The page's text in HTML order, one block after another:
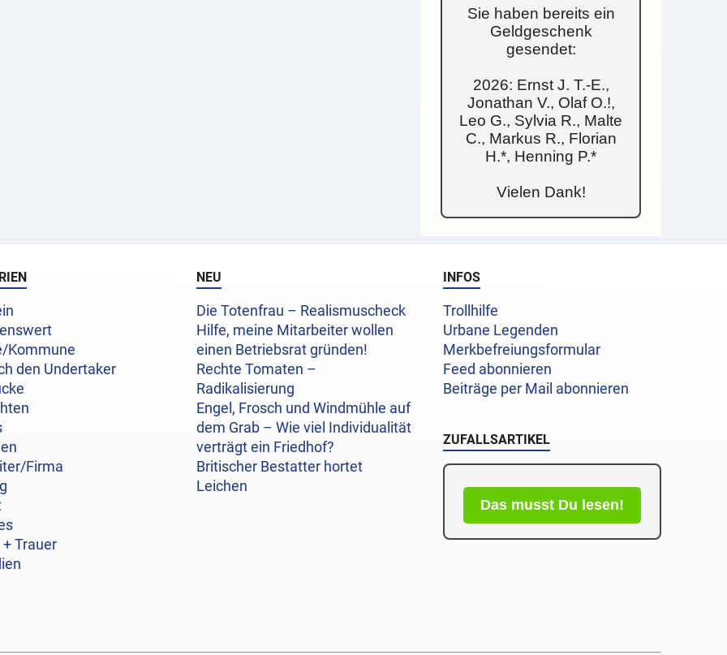
Sie haben bereits ein
Geldgeschenk
gesendet:
2026: Ernst J. T.-E.,
Jonathan V., Olaf O.!,
Leo G., Sylvia R., Malte
C., Markus R., Florian
H.*, Henning P.*
Vielen Dank!
Kommune
den Undertaker
Firma
Trauer
NEU
Die Totenfrau – Realismuscheck
Hilfe, meine Mitarbeiter wollen
einen Betriebsrat gründen!
Rechte Tomaten –
Radikalisierung
Engel, Frosch und Windmühle auf
dem Grab – Wie viel Individualität
verträgt ein Friedhof?
Britischer Bestatter hortet
Leichen
INFOS
Trollhilfe
Urbane Legenden
Merkbefreiungsformular
Feed abonnieren
Beiträge per Mail abonnieren
ZUFALLSARTIKEL
Das musst Du lesen!